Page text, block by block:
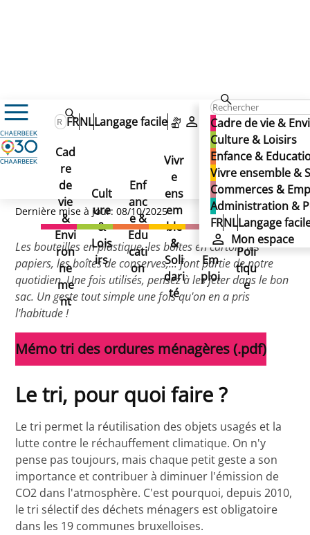
Cadre de vie &
Culture & Loisirs
Enfance &
Vivre ensemble &
Commerces &
Administration &
FRNLLangage
Mon espace
FRNLLangage facile
Mon espace
Cad
re
de
vie
&
Envi
ron
ne
me
nt
Cult
ure
&
Lois
irs
Enf
anc
e &
Edu
cati
on
Vivr
e
ens
em
ble
&
Soli
dari
té
Co
mm
erc
es
&
Em
ploi
Ad
min
istr
atio
n &
Poli
tiqu
e
Cadre de vie & Environnement
Déchets & Propreté publique
Tri des déchets
Déchets ménagers
Déchets ménagers
Déchets ménagers
Dernière mise à jour: 08/10/2025
Les bouteilles en plastique, les boîtes en carton, les
papiers, les boîtes de conserves,... font partie de notre
quotidien. Une fois utilisés, pensez à les jeter dans le bon
sac. Un geste tout simple une fois qu'on en a pris
l'habitude !
Mémo tri des ordures ménagères (.pdf)
Le tri, pour quoi faire ?
Le tri permet la réutilisation des objets usagés et la
lutte contre le réchauffement climatique. On n'y
pense pas toujours, mais chaque petit geste a son
importance et contribuer à diminuer l'émission de
CO2 dans l'atmosphère. C'est pourquoi, depuis 2010,
le tri sélectif des déchets ménagers est obligatoire
dans les 19 communes bruxelloises.